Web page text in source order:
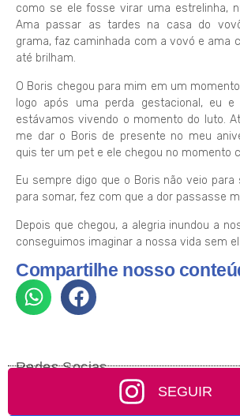
como se ele fosse virar uma estrelinha,
Ama passar as tardes na casa do
grama, faz caminhada com a vovó e ama
até brilham.
O Boris chegou para mim em um
logo após uma perda gestacional, eu e
estávamos vivendo o momento do luto.
me dar o Boris de presente no meu
quis ter um pet e ele chegou no momento
Eu sempre digo que o Boris não veio
para somar, fez com que a dor passasse
Depois que chegou, a alegria inundou a
conseguimos imaginar a nossa vida sem
Compartilhe nosso
Redes Socias
SEGUIR